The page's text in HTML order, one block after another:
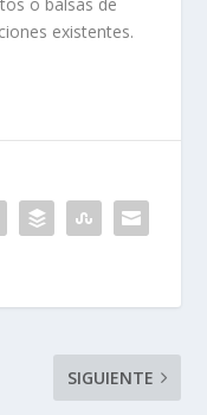
existentes.
SIGUIENTE